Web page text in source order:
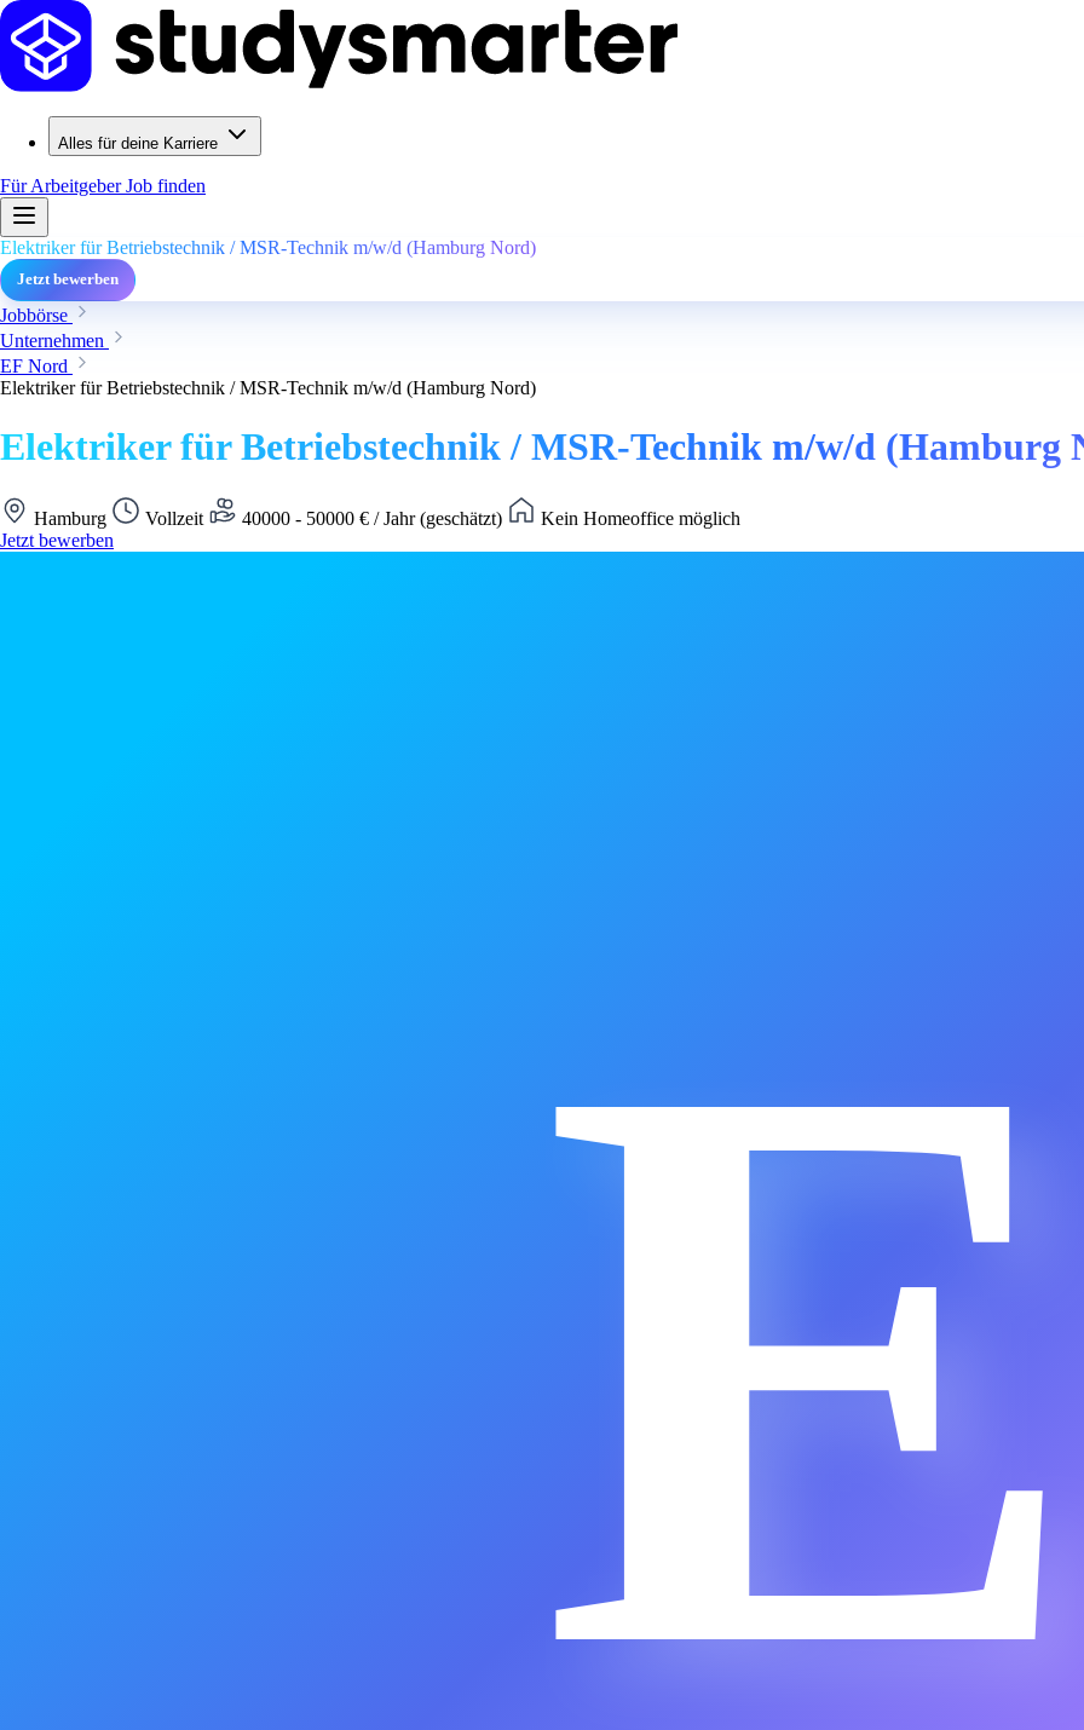
Alles für deine Karriere
Für ArbeitgeberJob finden
Elektriker für Betriebstechnik / MSR-Technik m/w/d (Hamburg Nord)
Jetzt bewerben
Jobbörse
Unternehmen
EF Nord
Elektriker für Betriebstechnik / MSR-Technik m/w/d (Hamburg Nord)
Elektriker für Betriebstechnik / MSR-Technik m/w/d (Hamburg
Hamburg Vollzeit 40000 - 50000 € / Jahr (geschätzt)
Kein Homeoffice möglich
Jetzt bewerben
E